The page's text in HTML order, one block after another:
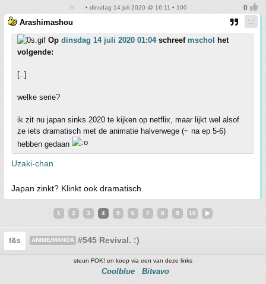
• dinsdag 14 juli 2020 @ 16:11 • 100
Arashimashou
Op dinsdag 14 juli 2020 01:04schreef mschol
het
volgende:
[..]
welke serie?
ik zit nu japan sinks 2020 te kijken op netflix, maar lijkt wel alsof
ze iets dramatisch met de animatie halverwege (~ na ep 5-6)
hebben gedaan
Uzaki-chan
Japan zinkt? Klinkt ook dramatisch.
1 2 3 4 5 6 7 8 9 10
f&s ANIME/MANGA #545 Revival. :)
steun FOK! en koop via een van deze links
Coolblue Bitvavo